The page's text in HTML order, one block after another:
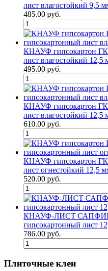
лист влагостойкий 9,5
485.00 руб.
КНАУФ гипсокартон
лист влагостойкий 12,5
495.00 руб.
КНАУФ гипсокартон
лист влагостойкий 12,5
610.00 руб.
КНАУФ гипсокартон
лист огнестойкий 12,5
520.00 руб.
КНАУФ-ЛИСТ САПФИР
гипсокартонный лист
786.00 руб.
Плиточные клеи